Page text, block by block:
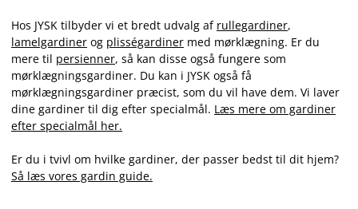
Hos JYSK tilbyder vi et bredt udvalg af rullegardiner,
lamelgardiner og plisségardiner med mørklægning. Er du
mere til persienner, så kan disse også fungere som
mørklægningsgardiner. Du kan i JYSK også få
mørklægningsgardiner præcist, som du vil have dem. Vi laver
dine gardiner til dig efter specialmål. Læs mere om gardiner
efter specialmål her.
Er du i tvivl om hvilke gardiner, der passer bedst til dit hjem?
Så læs vores gardin guide.